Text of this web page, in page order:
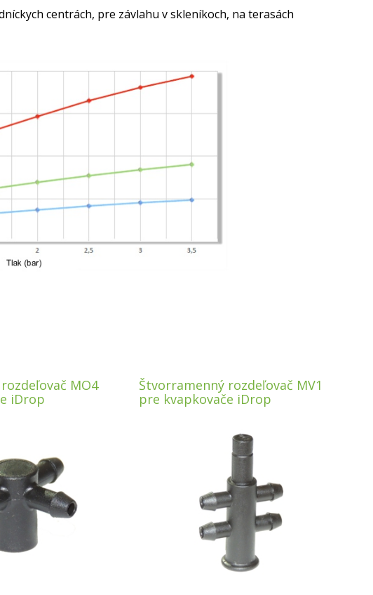
centrách, pre závlahu v skleníkoch, na terasách
MO4
iDrop
Štvorramenný rozdeľovač MV1
pre kvapkovače iDrop